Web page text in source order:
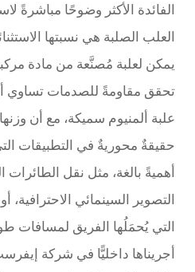
الفائدة الأكثر وضوحًا مباشرةً
العلب الصلبة هي نسبتها
يمكن لعلبة مُصنَّعة من مادة
تحقق مقاومةً للصدمات تساوي
حقيقةٌ محوريةٌ في التطبيقات
أهميةً بالغة، مثل نقل
التصوير السينمائي الاحترافية،
التي يُحمَلُها الفريق لمسافات